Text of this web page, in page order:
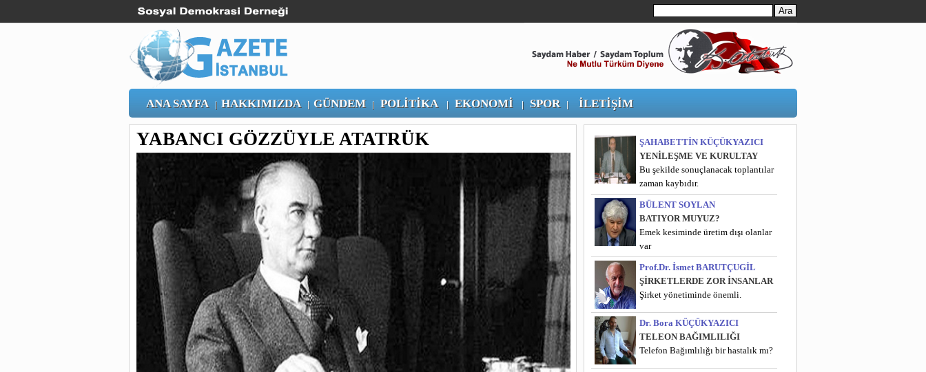
ANA SAYFA | HAKKIMIZDA | GÜNDEM| POLİTİKA | EKONOMİ | SPOR| İLETİŞİM
YABANCI GÖZZÜYLE ATATRÜK
ŞAHABETTİN KÜÇÜKYAZICI
YENİLEŞME VE KURULTAY
Bu şekilde sonuçlanacak toplantılar
zaman kaybıdır.
BÜLENT SOYLAN
BATIYOR MUYUZ?
Emek kesiminde üretim dışı olanlar
var
Prof.Dr. İsmet BARUTÇUGİL
ŞİRKETLERDE ZOR İNSANLAR
Şirket yönetiminde önemli.
Dr. Bora KÜÇÜKYAZICI
TELEON BAĞIMLILIĞI
Telefon Bağımlılığı bir hastalık mı?